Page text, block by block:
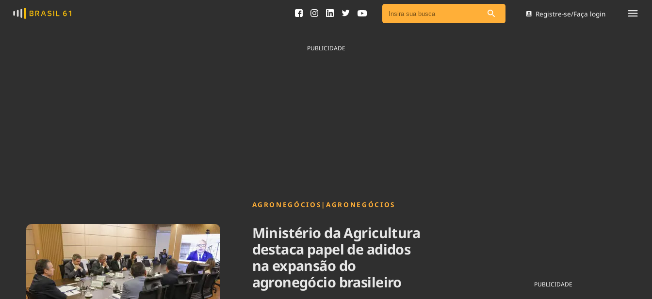
Ver todas as notícias
Brasil
Brasil Mineral
Ciência & Tecnologia
Registre-se/Faça login
PUBLICIDADE
AGRONEGÓCIOS | AGRONEGÓCIOS
Ministério da Agricultura
destaca papel de adidos
na expansão do
agronegócio brasileiro
PUBLICIDADE